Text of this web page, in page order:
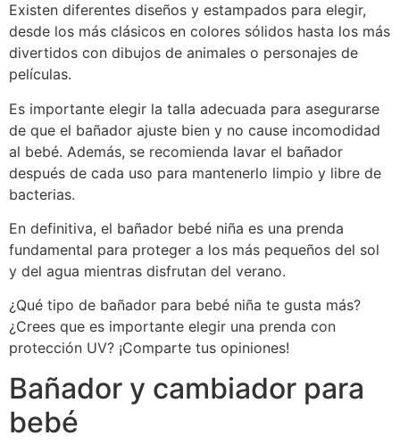
Existen diferentes diseños y estampados para elegir,
desde los más clásicos en colores sólidos hasta los más
divertidos con dibujos de animales o personajes de
películas.
Es importante elegir la talla adecuada para asegurarse
de que el bañador ajuste bien y no cause incomodidad
al bebé. Además, se recomienda lavar el bañador
después de cada uso para mantenerlo limpio y libre de
bacterias.
En definitiva, el bañador bebé niña es una prenda
fundamental para proteger a los más pequeños del sol
y del agua mientras disfrutan del verano.
¿Qué tipo de bañador para bebé niña te gusta más?
¿Crees que es importante elegir una prenda con
protección UV? ¡Comparte tus opiniones!
Bañador y cambiador para
bebé